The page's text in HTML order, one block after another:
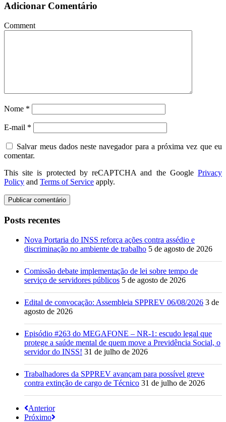
Adicionar Comentário
Comment
Nome *
E-mail *
Salvar meus dados neste navegador para a próxima vez que eu
comentar.
This site is protected by reCAPTCHA and the Google Privacy
Policy and Terms of Service apply.
Posts recentes
Nova Portaria do INSS reforça ações contra assédio e
discriminação no ambiente de trabalho 5 de agosto de 2026
Comissão debate implementação de lei sobre tempo de
serviço de servidores públicos 5 de agosto de 2026
Edital de convocação: Assembleia SPPREV 06/08/2026 3 de
agosto de 2026
Episódio #263 do MEGAFONE – NR-1: escudo legal que
protege a saúde mental de quem move a Previdência Social, o
servidor do INSS! 31 de julho de 2026
Trabalhadores da SPPREV avançam para possível greve
contra extinção de cargo de Técnico 31 de julho de 2026
Anterior
Próximo